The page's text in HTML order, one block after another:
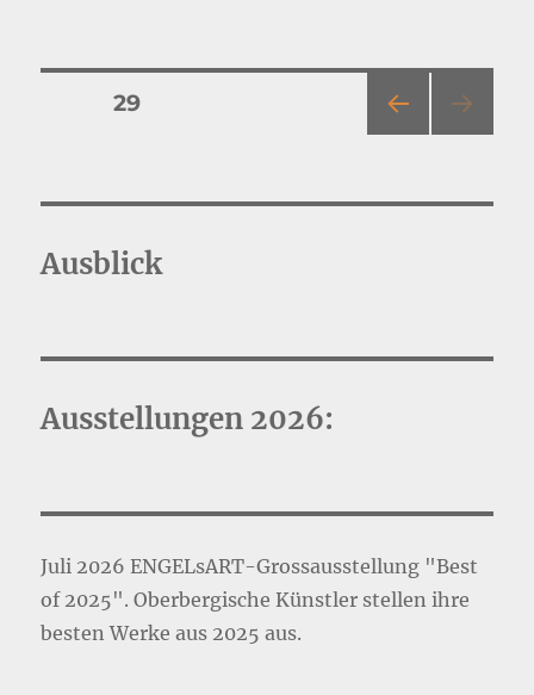
Beitragsnavigation
SEIT
SEITE29
Ausblick
Ausstellungen 2026:
Juli 2026 ENGELsART-Grossausstellung "Best
of 2025". Oberbergische Künstler stellen ihre
besten Werke aus 2025 aus.